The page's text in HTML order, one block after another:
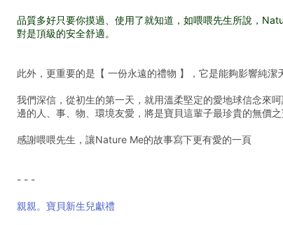
品質多好只要你摸過、使用了就知道，如喂喂先生所說，
對是頂級的安全舒適。
此外，更重要的是【 一份永遠的禮物 】，它是能夠影響純潔
我們深信，從初生的第一天，就用溫柔堅定的愛地球信念來
邊的人、事、物、環境友愛，將是寶貝這輩子最珍貴的無價之
感謝喂喂先生，讓Nature Me的故事寫下更有愛的一頁
- - -
親親。寶貝新生兒獻禮